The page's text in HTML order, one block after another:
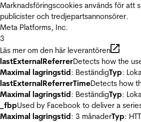
Marknadsföringscookies används för att
publicister och tredjepartsannonsörer.
Meta Platforms, Inc.
3
Läs mer om den här leverantören
lastExternalReferrerDetects how the
Maximal lagringstid: BeständigTyp:
lastExternalReferrerTimeDetects how
Maximal lagringstid: BeständigTyp:
_fbpUsed by Facebook to deliver a
Maximal lagringstid: 3 månaderTyp: